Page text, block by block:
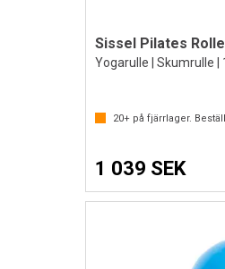
Sissel Pilates
Yogarulle | Skumrulle |
20+på fjärrlager.
1 039 SEK